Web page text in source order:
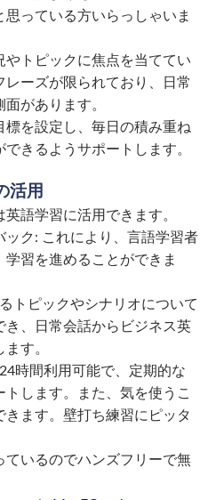
っている方いらっしゃいま
やトピックに焦点を当ててい
レーズが限られており、日常
があります。
標を設定し、毎日の積み重ね
きるようサポートします。
活用
語学習に活用できます。
ック: これにより、言語学習者
習を進めることができま
トピックやシナリオについて
き、日常会話からビジネス英
す。
時間利用可能で、定期的な
します。また、気を使うこ
きます。壁打ち練習にピッタ
ているのでハンズフリーで無